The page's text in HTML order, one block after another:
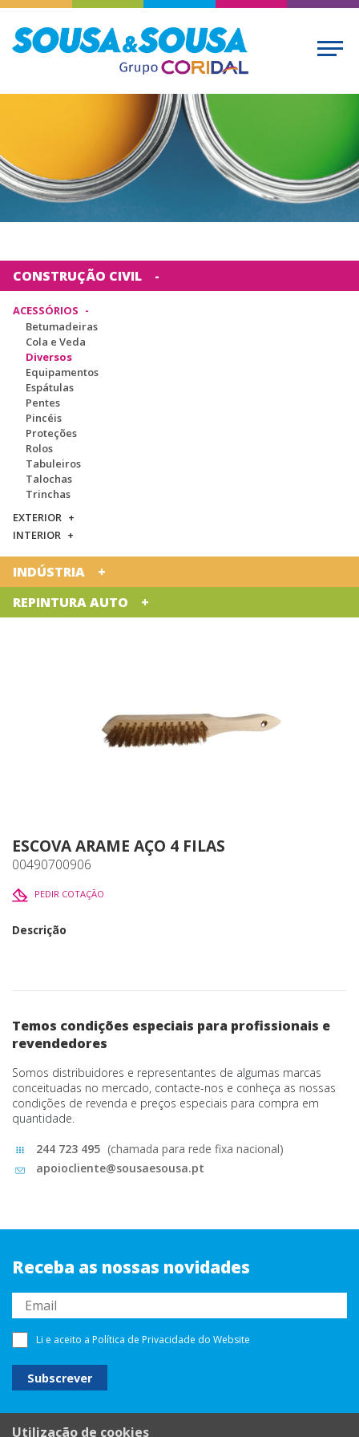
CONSTRUÇÃO CIVIL
ACESSÓRIOS
Betumadeiras
Cola e Veda
Diversos
Equipamentos
Espátulas
Pentes
Pincéis
Proteções
Rolos
Tabuleiros
Talochas
Trinchas
EXTERIOR
INTERIOR
INDÚSTRIA
REPINTURA AUTO
ESCOVA ARAME AÇO 4 FILAS
00490700906
PEDIR COTAÇÃO
Descrição
Temos condições especiais para profissionais e
revendedores
Somos distribuidores e representantes de algumas marcas
conceituadas no mercado, contacte-nos e conheça as nossas
condições de revenda e preços especiais para compra em
quantidade.
244 723 495 (chamada para rede fixa nacional)
apoiocliente@sousaesousa.pt
Receba as nossas novidades
Li e aceito a Política de Privacidade do Website
Utilização de cookies